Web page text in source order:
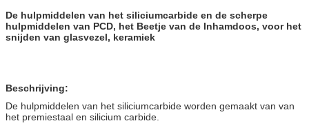
De hulpmiddelen van het siliciumcarbide en de scherpe
hulpmiddelen van PCD, het Beetje van de Inhamdoos, voor het
snijden van glasvezel, keramiek
Beschrijving:
De hulpmiddelen van het siliciumcarbide worden gemaakt van van
het premiestaal en silicium carbide.